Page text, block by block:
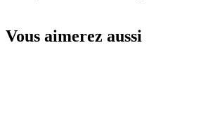
Vous aimerez aussi